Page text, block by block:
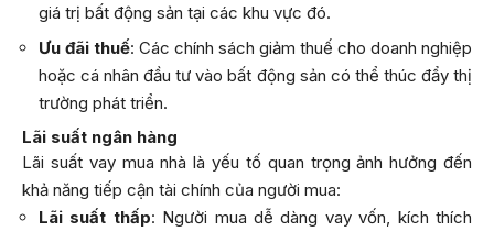
giá trị bất động sản tại các khu vực đó.
Ưu đãi thuế: Các chính sách giảm thuế cho doanh nghiệp
hoặc cá nhân đầu tư vào bất động sản có thể thúc đẩy thị
trường phát triển.
Lãi suất ngân hàng
Lãi suất vay mua nhà là yếu tố quan trọng ảnh hưởng đến
khả năng tiếp cận tài chính của người mua:
Lãi suất thấp: Người mua dễ dàng vay vốn, kích thích